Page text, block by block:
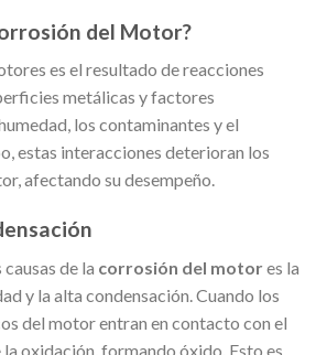
del Motor?
es el resultado de reacciones
metálicas y factores
los contaminantes y el
estas interacciones deterioran los
afectando su desempeño.
de la corrosión del motores la
y la alta condensación. Cuando los
del motor entran en contacto con el
oxidación, formando óxido. Esto es